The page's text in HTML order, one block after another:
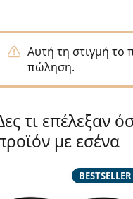
Αυτή τη στιγμή το
πώληση.
τι επέλεξαν
με εσένα
BESTSELLER